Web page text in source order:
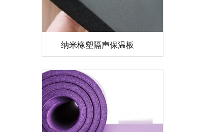
纳米橡塑隔声保温板